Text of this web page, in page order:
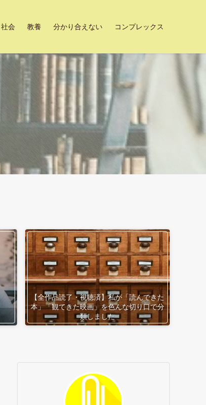
社会 教養 分かり合えない コンプレックス
【全作品読了・視聴済】私が「読んできた
本」「観てきた映画」を色んな切り口で分
類しました